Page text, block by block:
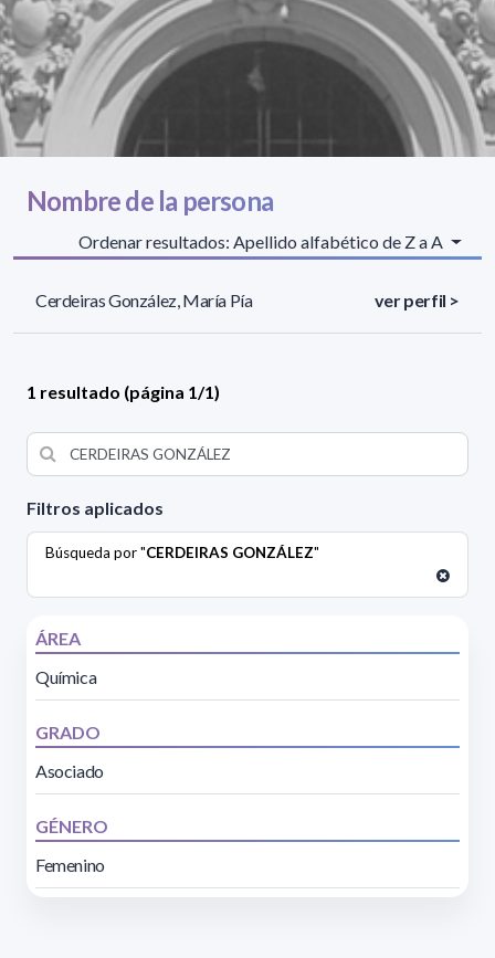
Filtros aplicados
Búsqueda por "CERDEIRAS GONZÁLEZ"
ÁREA
Química
GRADO
Asociado
GÉNERO
Femenino
Nombre de la persona
Ordenar resultados: Apellido alfabético de Z a A
Cerdeiras González, María Pía ver perfil >
1 resultado (página 1/1)